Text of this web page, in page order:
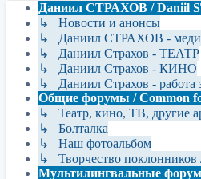
Даниил СТРАХОВ / Daniil
↳ Новости и анонсы
↳ Даниил СТРАХОВ -
↳ Даниил Страхов - ТЕАТР
↳ Даниил Страхов - КИНО
↳ Даниил Страхов - работа
Общие форумы / Common
↳ Театр, кино, ТВ, другие
↳ Болталка
↳ Наш фотоальбом
↳ Творчество поклонников
Мультилингвальные